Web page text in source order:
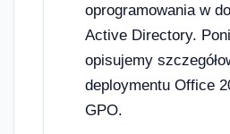
oprogramowania w
Active Directory.
opisujemy
deploymentu Office
GPO.